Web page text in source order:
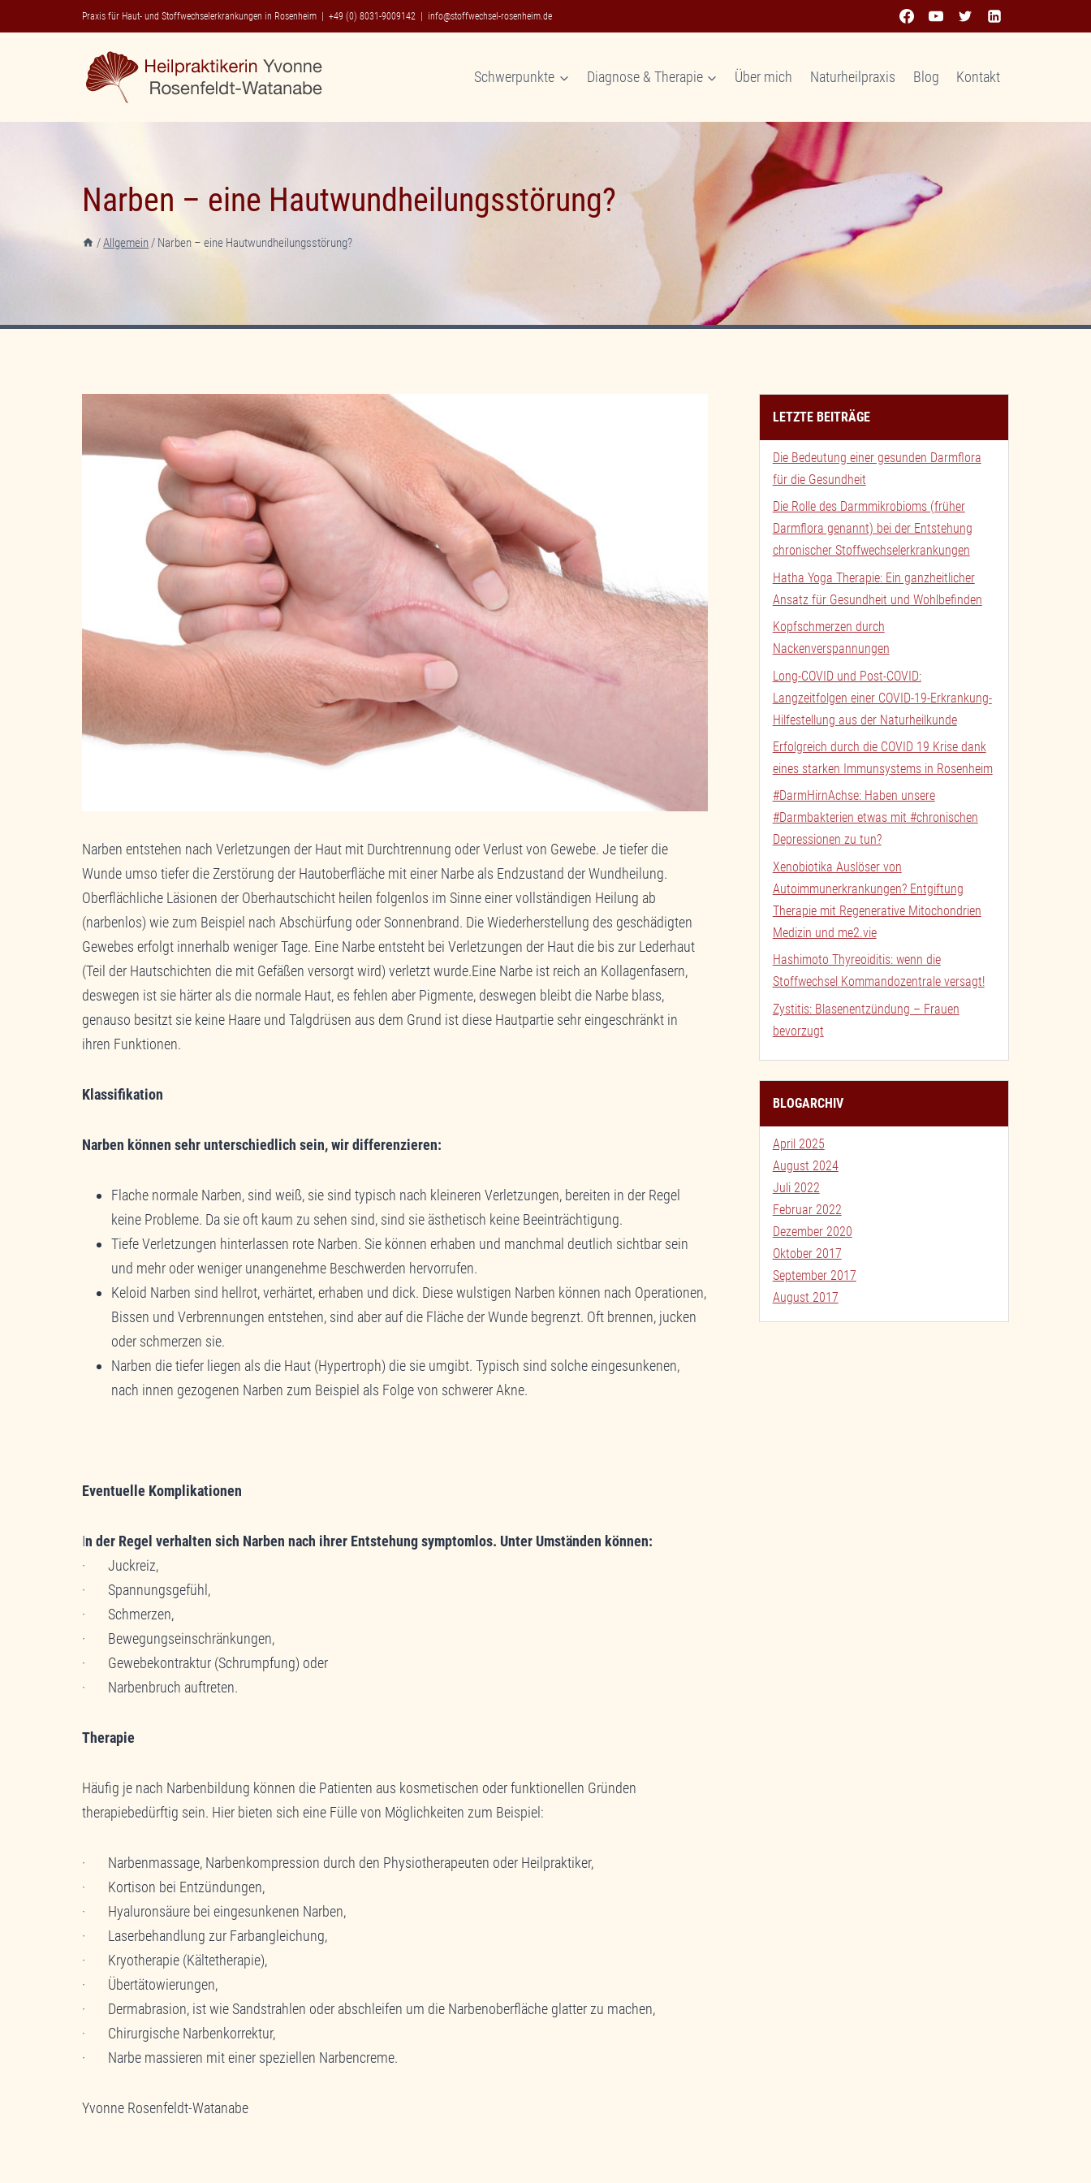
Inhalt
Praxis für Haut- und Stoffwechselerkrankungen in Rosenheim | +49 (0) 8031-9009142 info@stoffwechsel-rosenheim.de
Schwerpunkte Diagnose & Therapie Über mich Naturheilpraxis Blog Kontakt
Narben – eine Hautwundheilungsstörung?
/Allgemein/ Narben – eine Hautwundheilungsstörung?
Narben entstehen nach Verletzungen der Haut mit Durchtrennung oder Verlust von Gewebe. Je tiefer die
Wunde umso tiefer die Zerstörung der Hautoberfläche mit einer Narbe als Endzustand der Wundheilung.
Oberflächliche Läsionen der Oberhautschicht heilen folgenlos im Sinne einer vollständigen Heilung ab
(narbenlos) wie zum Beispiel nach Abschürfung oder Sonnenbrand. Die Wiederherstellung des geschädigten
Gewebes erfolgt innerhalb weniger Tage. Eine Narbe entsteht bei Verletzungen der Haut die bis zur Lederhaut
(Teil der Hautschichten die mit Gefäßen versorgt wird) verletzt wurde.Eine Narbe ist reich an Kollagenfasern,
deswegen ist sie härter als die normale Haut, es fehlen aber Pigmente, deswegen bleibt die Narbe blass,
genauso besitzt sie keine Haare und Talgdrüsen aus dem Grund ist diese Hautpartie sehr eingeschränkt in
ihren Funktionen.
Klassifikation
Narben können sehr unterschiedlich sein, wir differenzieren:
Flache normale Narben, sind weiß, sie sind typisch nach kleineren Verletzungen, bereiten in der Regel
keine Probleme. Da sie oft kaum zu sehen sind, sind sie ästhetisch keine Beeinträchtigung.
Tiefe Verletzungen hinterlassen rote Narben. Sie können erhaben und manchmal deutlich sichtbar sein
und mehr oder weniger unangenehme Beschwerden hervorrufen.
Keloid Narben sind hellrot, verhärtet, erhaben und dick. Diese wulstigen Narben können nach Operationen,
Bissen und Verbrennungen entstehen, sind aber auf die Fläche der Wunde begrenzt. Oft brennen, jucken
oder schmerzen sie.
Narben die tiefer liegen als die Haut (Hypertroph) die sie umgibt. Typisch sind solche eingesunkenen,
nach innen gezogenen Narben zum Beispiel als Folge von schwerer Akne.
Eventuelle Komplikationen
In der Regel verhalten sich Narben nach ihrer Entstehung symptomlos. Unter Umständen können:
· Juckreiz,
· Spannungsgefühl,
· Schmerzen,
· Bewegungseinschränkungen,
· Gewebekontraktur (Schrumpfung) oder
· Narbenbruch auftreten.
Therapie
Häufig je nach Narbenbildung können die Patienten aus kosmetischen oder funktionellen Gründen
therapiebedürftig sein. Hier bieten sich eine Fülle von Möglichkeiten zum Beispiel:
· Narbenmassage, Narbenkompression durch den Physiotherapeuten oder Heilpraktiker,
· Kortison bei Entzündungen,
· Hyaluronsäure bei eingesunkenen Narben,
· Laserbehandlung zur Farbangleichung,
· Kryotherapie (Kältetherapie),
· Übertätowierungen,
· Dermabrasion, ist wie Sandstrahlen oder abschleifen um die Narbenoberfläche glatter zu machen,
· Chirurgische Narbenkorrektur,
· Narbe massieren mit einer speziellen Narbencreme.
Yvonne Rosenfeldt-Watanabe
LETZTE BEITRÄGE
Die Bedeutung einer gesunden Darmflora
für die Gesundheit
Die Rolle des Darmmikrobioms (früher
Darmflora genannt) bei der Entstehung
chronischer Stoffwechselerkrankungen
Hatha Yoga Therapie: Ein ganzheitlicher
Ansatz für Gesundheit und Wohlbefinden
Kopfschmerzen durch
Nackenverspannungen
Long-COVID und Post-COVID:
Langzeitfolgen einer COVID-19-Erkrankung-
Hilfestellung aus der Naturheilkunde
Erfolgreich durch die COVID 19 Krise dank
eines starken Immunsystems in Rosenheim
#DarmHirnAchse: Haben unsere
#Darmbakterien etwas mit #chronischen
Depressionen zu tun?
Xenobiotika Auslöser von
Autoimmunerkrankungen? Entgiftung
Therapie mit Regenerative Mitochondrien
Medizin und me2.vie
Hashimoto Thyreoiditis: wenn die
Stoffwechsel Kommandozentrale versagt!
Zystitis: Blasenentzündung – Frauen
bevorzugt
BLOGARCHIV
April 2025
August 2024
Juli 2022
Februar 2022
Dezember 2020
Oktober 2017
September 2017
August 2017